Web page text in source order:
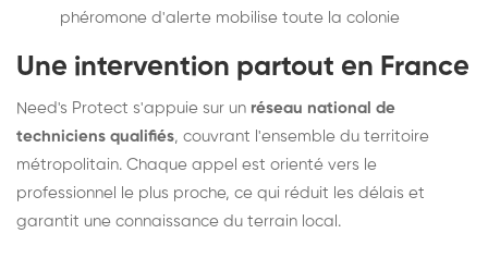
phéromone d'alerte mobilise toute la colonie
Une intervention partout en France
Need's Protect s'appuie sur un réseau national de
techniciens qualifiés, couvrant l'ensemble du territoire
métropolitain. Chaque appel est orienté vers le
professionnel le plus proche, ce qui réduit les délais et
garantit une connaissance du terrain local.